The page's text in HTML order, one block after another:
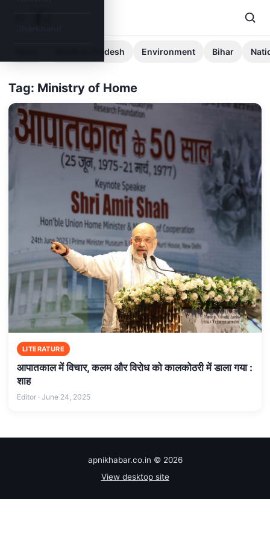
Madhya Pradesh Environment Bihar
Tag: Ministry of Home
LITERATURE
आपातकाल में विचार, कलम और विरोध को कालकोठरी में डाला गया :
शाह
Editor · June 24, 2025
apnikhabar.co.in © 2026
View desktop site